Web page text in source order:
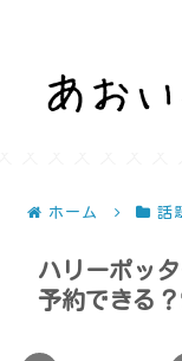
ホーム 話
ハリーポッ
予約できる